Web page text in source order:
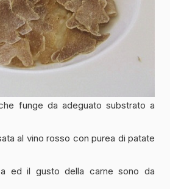
funge da adeguato substrato a
al vino rosso con purea di patate
ed il gusto della carne sono da